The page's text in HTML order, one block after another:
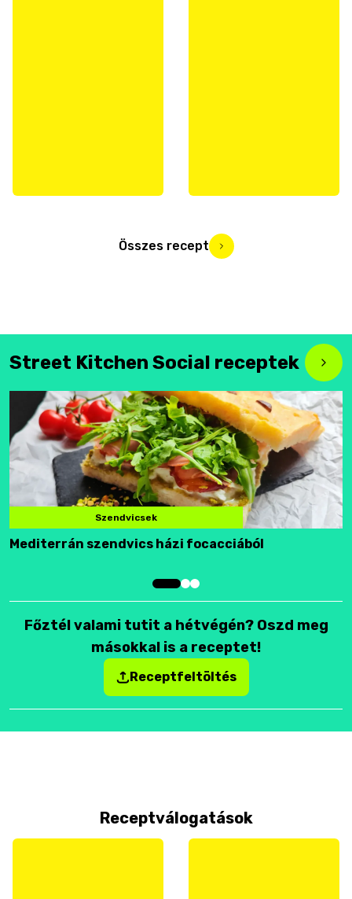
Összes recept
Street Kitchen Social receptek
Szendvicsek
Mediterrán szendvics házi focacciából
Főztél valami tutit a hétvégén? Oszd meg
másokkal is a receptet!
Receptfeltöltés
Receptválogatások